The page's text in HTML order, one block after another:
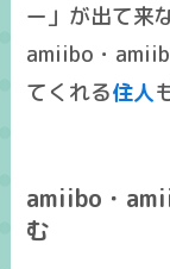
ー」が出て来
amiibo・
てくれる住人
amiibo・
む